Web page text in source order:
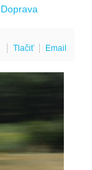
Doprava
Tlačiť Email